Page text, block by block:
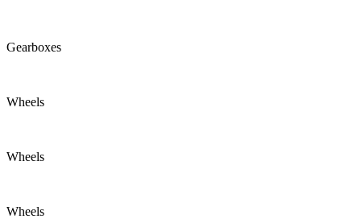
Gearboxes
Wheels
Wheels
Wheels